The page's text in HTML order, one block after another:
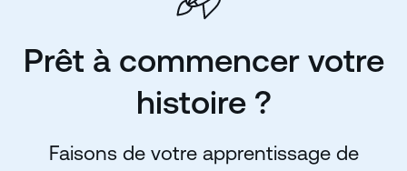
Prêt à commencer votre
histoire ?
Faisons de votre apprentissage de